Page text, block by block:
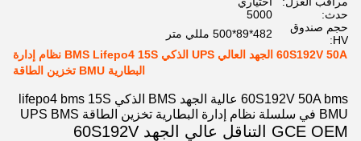
حدث:
5000
حجم صندوق
HV:
482*89*500 مللي متر
60S192V 50A الجهد العالي UPS الذكي BMS Lifepo4 15S نظام إدارة
البطارية BMU تخزين الطاقة
60S192V 50A bms عالية الجهد BMS الذكي lifepo4 bms 15S
BMU في سلسلة نظام إدارة البطارية تخزين الطاقة UPS BMS
GCE OEM التناقل عالي الجهد 60S192V